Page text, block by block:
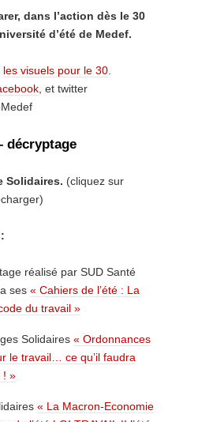
dans l’action dès le 30
d’été de Medef.
les visuels pour le 30
, et twitter
décryptage
Solidaires. (cliquez sur
réalisé par SUD Santé
ses « Cahiers de l’été : La
du travail »
Solidaires « Ordonnances
le travail… ce qu’il faudra
! »
« La Macron-Economie